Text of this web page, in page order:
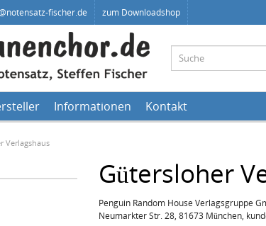
fischer.de zum Downloadshop
Informationen Kontakt
Verlagshaus
Gütersloher
Penguin Random House Verlagsgruppe
Neumarkter Str. 28, 81673 München,